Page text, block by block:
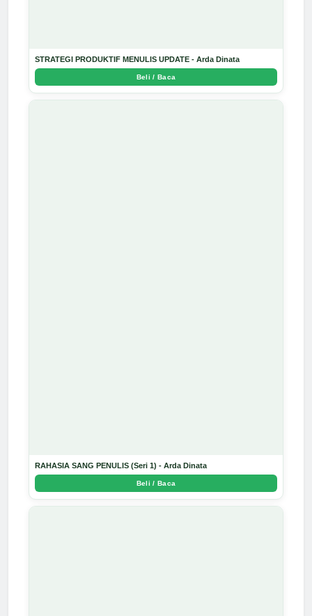
STRATEGI PRODUKTIF MENULIS UPDATE - Arda Dinata
Beli / Baca
RAHASIA SANG PENULIS (Seri 1) - Arda Dinata
Beli / Baca